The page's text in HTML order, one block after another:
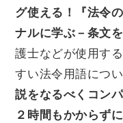
グ使える！『法令
ナルに学ぶ－条文
護士などが使用す
すい法令用語につ
説をなるべくコン
２時間もかからず